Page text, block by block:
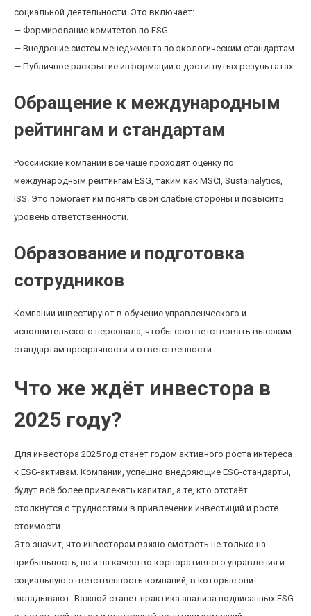
социальной деятельности. Это включает:
— Формирование комитетов по ESG.
— Внедрение систем менеджмента по экологическим стандартам.
— Публичное раскрытие информации о достигнутых результатах.
Обращение к международным
рейтингам и стандартам
Российские компании все чаще проходят оценку по
международным рейтингам ESG, таким как MSCI, Sustainalytics,
ISS. Это помогает им понять свои слабые стороны и повысить
уровень ответственности.
Образование и подготовка
сотрудников
Компании инвестируют в обучение управленческого и
исполнительского персонала, чтобы соответствовать высоким
стандартам прозрачности и ответственности.
Что же ждёт инвестора в
2025 году?
Для инвестора 2025 год станет годом активного роста интереса
к ESG-активам. Компании, успешно внедряющие ESG-стандарты,
будут всё более привлекать капитал, а те, кто отстаёт —
столкнутся с трудностями в привлечении инвестиций и росте
стоимости.
Это значит, что инвесторам важно смотреть не только на
прибыльность, но и на качество корпоративного управления и
социальную ответственность компаний, в которые они
вкладывают. Важной станет практика анализа подписанных ESG-